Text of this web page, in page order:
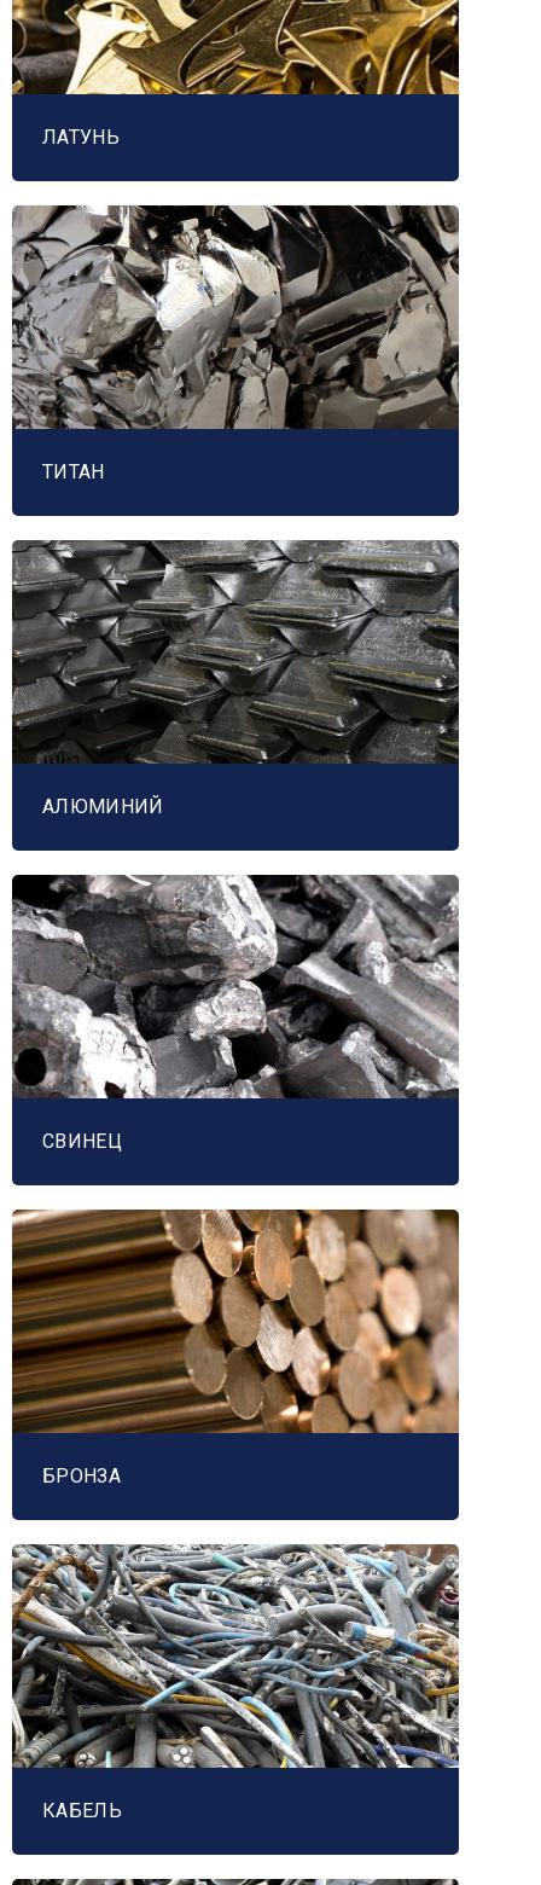
ЛАТУНЬ
ТИТАН
АЛЮМИНИЙ
СВИНЕЦ
БРОНЗА
КАБЕЛЬ